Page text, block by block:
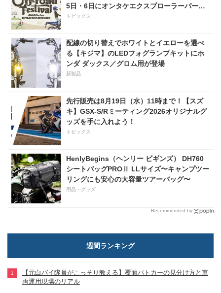
5日・6日にオンタケエクスプローラーパーク
で実施！
トピックス
配線の切り替えでホワイトとイエローを選べ
る【キジマ】のLEDフォグランプキットにホ
ンダ ダックス／グロム用が登場
新製品
先行販売は8月19日（水）11時まで！【スズ
キ】GSX-S/Rミーティング2026オリジナルグ
ッズを手に入れよう！
トピックス
HenlyBegins（ヘンリー ビギンズ） DH760
シートバッグPROⅡ LLサイズ〜キャンプツー
リングにも安心の大容量ツアーバッグ〜
用品・グッズ
Recommended by
週間ランキング
【元白バイ隊員がこっそり教える】覆面パトカーの見分け方と車
両運用現場のリアル